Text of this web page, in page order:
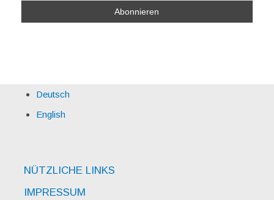
Deutsch
English
NÜTZLICHE LINKS
IMPRESSUM